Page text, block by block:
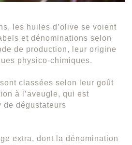
les huiles d’olive se voient
et dénominations selon
de production, leur origine
physico-chimiques.
classées selon leur goût
à l’aveugle, qui est
de dégustateurs
extra, dont la dénomination